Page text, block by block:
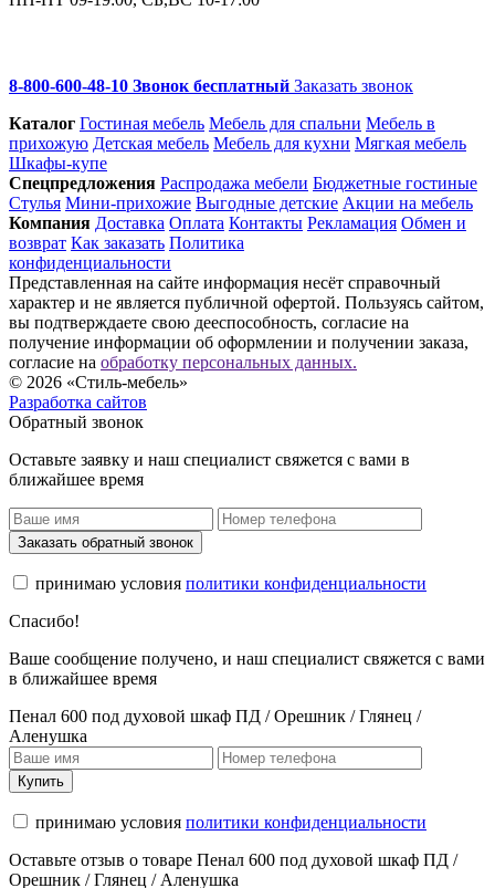
8-800-600-48-10 Звонок бесплатный Заказать звонок
Каталог Гостиная мебель Мебель для спальни Мебель в
прихожую Детская мебель Мебель для кухни Мягкая мебель
Шкафы-купе
Спец­предложения Распродажа мебели Бюджетные гостиные
Стулья Мини-прихожие Выгодные детские Акции на мебель
Компания Доставка Оплата Контакты Рекламация Обмен и
возврат Как заказать Политика
конфиденциальности
Представленная на сайте информация несёт справочный
характер и не является публичной офертой. Пользуясь сайтом,
вы подтверждаете свою дееспособность, согласие на
получение информации об оформлении и получении заказа,
согласие на обработку персональных данных.
© 2026 «Стиль-мебель»
Разработка сайтов
Обратный звонок
Оставьте заявку и наш специалист свяжется с вами в
ближайшее время
Заказать обратный звонок
принимаю условия политики конфиденциальности
Спасибо!
Ваше сообщение получено, и наш специалист свяжется с вами
в ближайшее время
Пенал 600 под духовой шкаф ПД / Орешник / Глянец /
Аленушка
Купить
принимаю условия политики конфиденциальности
Оставьте отзыв о товаре Пенал 600 под духовой шкаф ПД /
Орешник / Глянец / Аленушка